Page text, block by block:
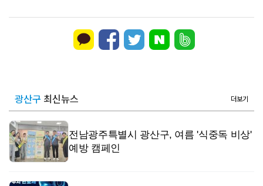
광산구 최신뉴스 더보기
전남광주특별시 광산구, 여름 '식중독 비상'
예방 캠페인